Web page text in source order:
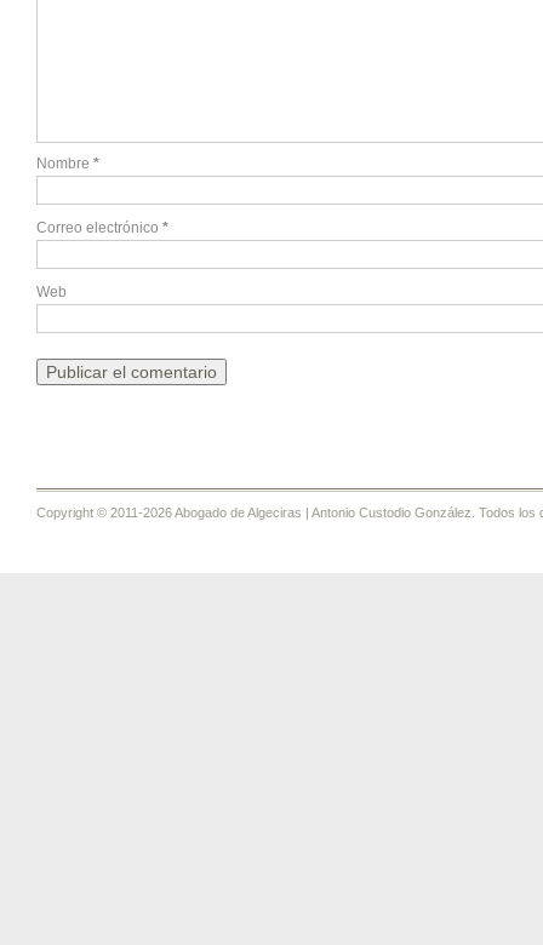
Nombre *
Correo electrónico *
Web
Copyright © 2011-2026 Abogado de Algeciras | Antonio Custodio González. Todos